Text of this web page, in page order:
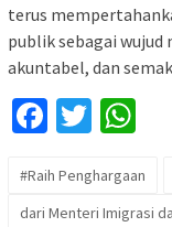
terus
publik sebagai
akuntabel, dan
Facebook
#Raih Penghargaan
dari Menteri Imigrasi